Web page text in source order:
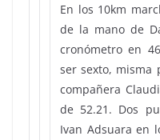
En los 10km
de la mano de
cronómetro en
ser sexto, misma
compañera
de 52.21. Dos
Ivan Adsuara en